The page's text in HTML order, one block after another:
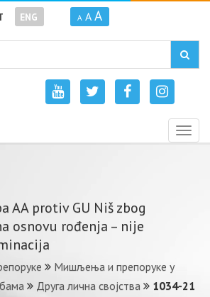
ENG A A A
AA protiv GU Niš zbog
osnovu rođenja – nije
Мишљења и препоруке у
Друга лична својства
1034-21